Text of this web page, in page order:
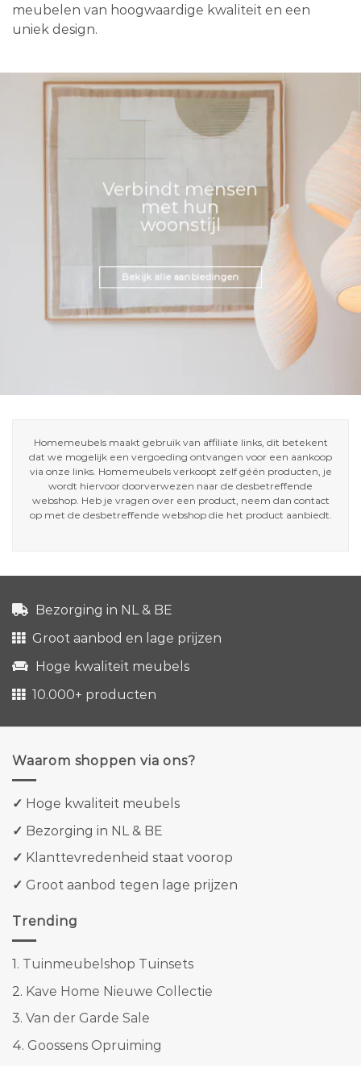
meubelen van hoogwaardige kwaliteit en een
uniek design.
Verbindt mensen
met hun
woonstijl
Bekijk alle aanbiedingen
Homemeubels maakt gebruik van affiliate links, dit betekent
dat we mogelijk een vergoeding ontvangen voor een aankoop
via onze links. Homemeubels verkoopt zelf géén producten, je
wordt hiervoor doorverwezen naar de desbetreffende
webshop. Heb je vragen over een product, neem dan contact
op met de desbetreffende webshop die het product aanbiedt.
Bezorging in NL & BE
Groot aanbod en lage prijzen
Hoge kwaliteit meubels
10.000+ producten
Waarom shoppen via ons?
✓ Hoge kwaliteit meubels
✓ Bezorging in NL & BE
✓ Klanttevredenheid staat voorop
✓ Groot aanbod tegen lage prijzen
Trending
1. Tuinmeubelshop Tuinsets
2. Kave Home Nieuwe Collectie
3. Van der Garde Sale
4. Goossens Opruiming